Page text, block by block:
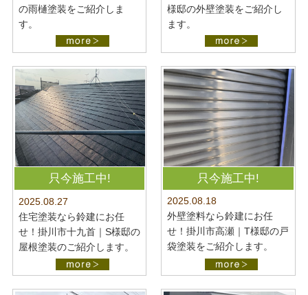
の雨樋塗装をご紹介しま
す。
様邸の外壁塗装をご紹介し
ます。
只今施工中!
2025.08.27
住宅塗装なら鈴建にお任
せ！掛川市十九首｜S様邸の
屋根塗装のご紹介します。
只今施工中!
2025.08.18
外壁塗料なら鈴建にお任
せ！掛川市高瀬｜T様邸の戸
袋塗装をご紹介します。